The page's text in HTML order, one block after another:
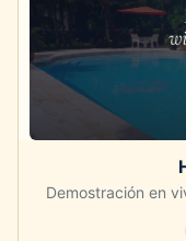
Demostración en